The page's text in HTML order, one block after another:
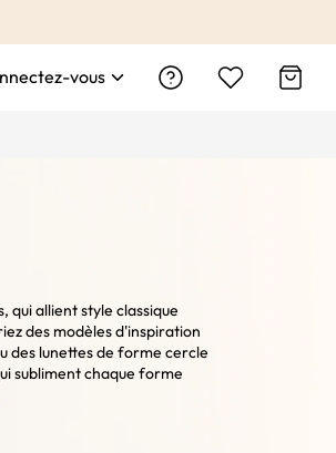
vous
qui allient style classique
des modèles d'inspiration
des lunettes de forme cercle
subliment chaque forme